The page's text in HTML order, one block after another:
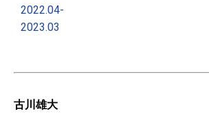
2022.04-
2023.03
古川雄大